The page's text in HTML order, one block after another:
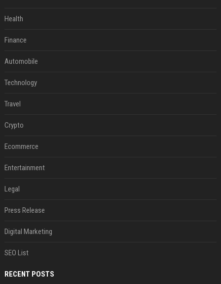
Health
Finance
Automobile
Technology
Travel
Crypto
Ecommerce
Entertainment
Legal
Press Release
Digital Marketing
SEO List
RECENT POSTS